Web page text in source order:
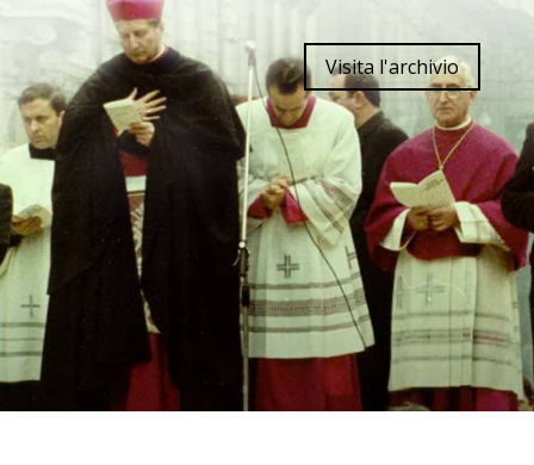
Visita l'archivio